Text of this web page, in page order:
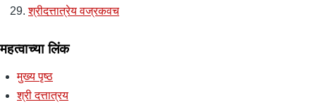
श्रीदत्तात्रेय वज्रकवच
महत्वाच्या लिंक
मुख्य पृष्ठ
श्री दत्तात्रय